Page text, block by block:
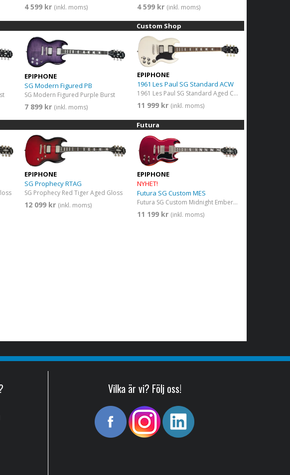
4 599 kr (inkl. moms) 4 599 kr (inkl. moms)
EPIPHONE
SG Modern Figured PB
SG Modern Figured Purple Burst
7 899 kr (inkl. moms)
Custom Shop
EPIPHONE
1961 Les Paul SG Standard ACW
1961 Les Paul SG Standard Aged Classic White
11 999 kr (inkl. moms)
EPIPHONE
SG Prophecy RTAG
SG Prophecy Red Tiger Aged Gloss
12 099 kr (inkl. moms)
Futura
EPIPHONE
NYHET!
Futura SG Custom MES
Futura SG Custom Midnight Ember Shift
11 199 kr (inkl. moms)
Vilka är vi? Följ oss!